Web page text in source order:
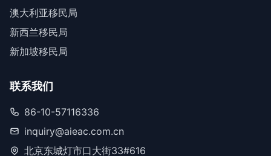
澳大利亚移民局
新西兰移民局
新加坡移民局
联系我们
86-10-57116336
inquiry@aieac.com.cn
北京东城灯市口大街33#616